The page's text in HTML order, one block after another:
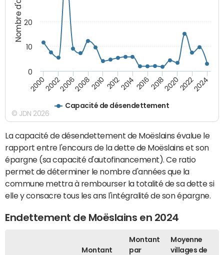
Capacité de désendettement
20002002200620082010 2012201420162018202020222024
0
10
20
© JDN 2026
La capacité de désendettement de Moëslains évalue le
rapport entre l'encours de la dette de Moëslains et son
épargne (sa capacité d'autofinancement). Ce ratio
permet de déterminer le nombre d'années que la
commune mettra à rembourser la totalité de sa dette si
elle y consacre tous les ans l'intégralité de son épargne.
Endettement de Moëslains en 2024
Montant
Montant
par
Moyenne
villages de